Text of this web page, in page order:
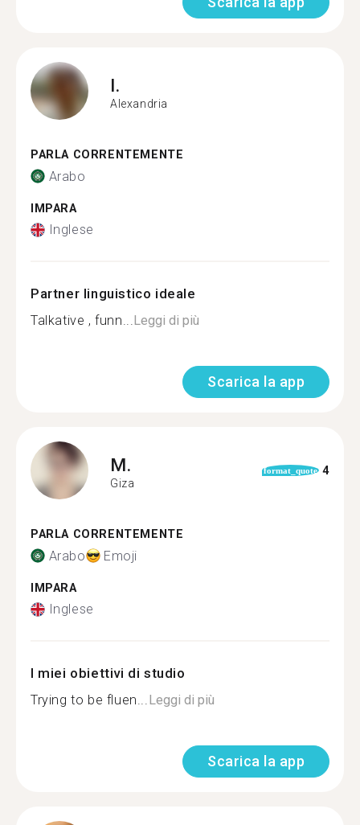
I.
Alexandria
PARLA CORRENTEMENTE
Arabo
IMPARA
Inglese
Partner linguistico ideale
Talkative , funn...Leggi di più
Scarica la app
M.
Giza
format_quote 4
PARLA CORRENTEMENTE
Arabo Emoji
IMPARA
Inglese
I miei obiettivi di studio
Trying to be fluen...Leggi di più
Scarica la app